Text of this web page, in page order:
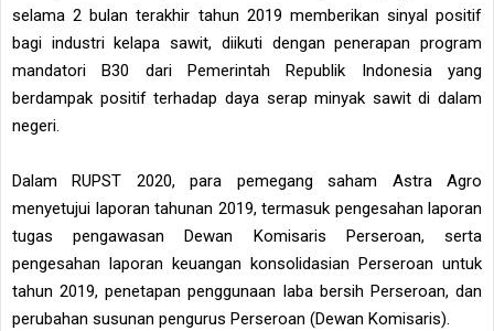
selama 2 bulan terakhir tahun 2019 memberikan sinyal positif
bagi industri kelapa sawit, diikuti dengan penerapan program
mandatori B30 dari Pemerintah Republik Indonesia yang
berdampak positif terhadap daya serap minyak sawit di dalam
negeri.
Dalam RUPST 2020, para pemegang saham Astra Agro
menyetujui laporan tahunan 2019, termasuk pengesahan laporan
tugas pengawasan Dewan Komisaris Perseroan, serta
pengesahan laporan keuangan konsolidasian Perseroan untuk
tahun 2019, penetapan penggunaan laba bersih Perseroan, dan
perubahan susunan pengurus Perseroan (Dewan Komisaris).